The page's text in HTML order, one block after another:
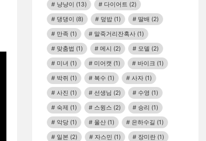
냥냥이 (13) 다이어트 (2)
댕댕이 (8) 덮밥 (1) 딸배 (2)
만족 (1) 말죽거리잔혹사 (1)
맞춤법 (1) 메시 (2) 모델 (2)
미녀 (1) 미어캣 (1) 바이크 (1)
박쥐 (1) 복수 (1) 사자 (1)
사진 (1) 선생님 (2) 수영 (1)
숙제 (1) 스윙스 (2) 승리 (1)
악당 (1) 울산 (1) 은하수길 (1)
일본 (2) 자스민 (1) 장미란 (1)